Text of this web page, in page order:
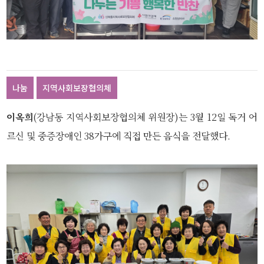
나눔 지역사회보장협의체
이옥희(강남동 지역사회보장협의체 위원장)는 3월 12일 독거 어
르신 및 중증장애인 38가구에 직접 만든 음식을 전달했다.